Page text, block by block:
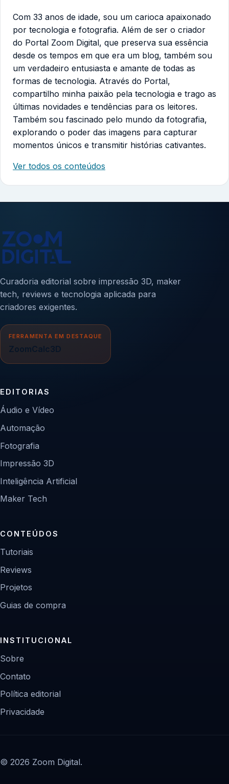
Com 33 anos de idade, sou um carioca apaixonado
por tecnologia e fotografia. Além de ser o criador
do Portal Zoom Digital, que preserva sua essência
desde os tempos em que era um blog, também sou
um verdadeiro entusiasta e amante de todas as
formas de tecnologia. Através do Portal,
compartilho minha paixão pela tecnologia e trago as
últimas novidades e tendências para os leitores.
Também sou fascinado pelo mundo da fotografia,
explorando o poder das imagens para capturar
momentos únicos e transmitir histórias cativantes.
Ver todos os conteúdos
Curadoria editorial sobre impressão 3D, maker
tech, reviews e tecnologia aplicada para
criadores exigentes.
FERRAMENTA EM DESTAQUE
ZoomCalc3D
EDITORIAS
Áudio e Vídeo
Automação
Fotografia
Impressão 3D
Inteligência Artificial
Maker Tech
CONTEÚDOS
Tutoriais
Reviews
Projetos
Guias de compra
INSTITUCIONAL
Sobre
Contato
Política editorial
Privacidade
© 2026 Zoom Digital.